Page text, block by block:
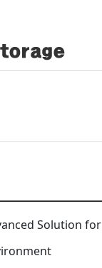
Solution for